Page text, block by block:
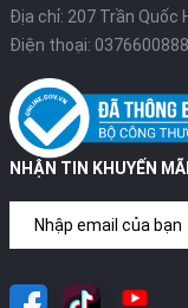
iPad Pro 2020 có
Địa chỉ: 207 Trần Quốc
Điện thoại: 0376600888
NHẬN TIN KHUYẾN MÃI